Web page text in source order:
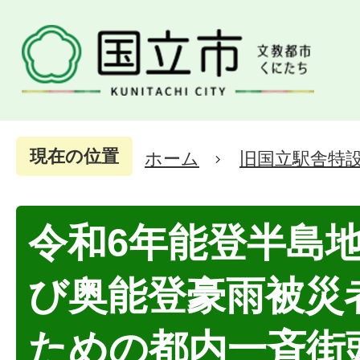
現在の位置 ホーム 旧国立駅舎特
令和6年能登半島
び奥能登豪雨被災
ための都内一斉街